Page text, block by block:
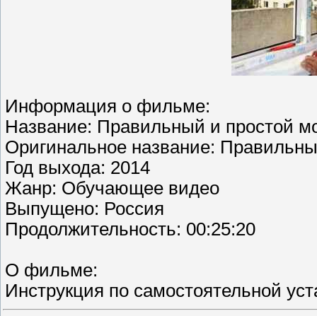
Информация о фильме:
Название: Правильный и простой
Оригинальное название:
Год выхода: 2014
Жанр: Обучающее видео
Выпущено: Россия
Продолжительность: 00:25:20
О фильме:
Инструкция по самостоятельной